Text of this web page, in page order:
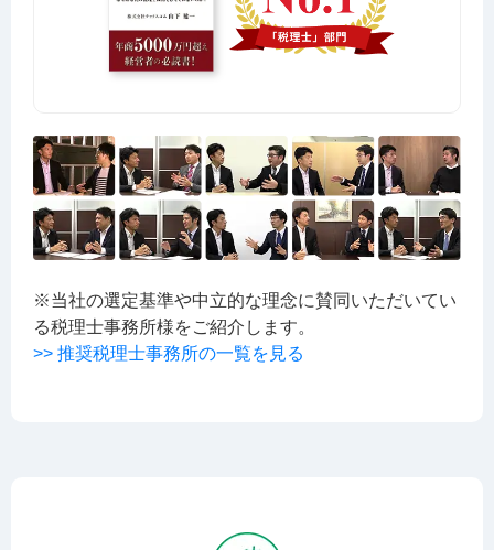
※当社の選定基準や中立的な理念に賛同いただいてい
る税理士事務所様をご紹介します。
>> 推奨税理士事務所の一覧を見る